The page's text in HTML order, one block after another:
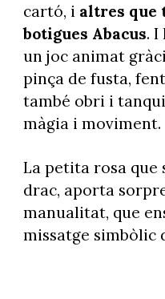
cartó, i altres que
botigues Abacus. I
un joc animat
pinça de fusta,
també obri i
màgia i moviment.
La petita rosa que
drac, aporta
manualitat, que
missatge simbòlic